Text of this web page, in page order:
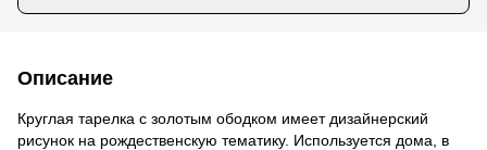
Описание
Круглая тарелка с золотым ободком имеет дизайнерский
рисунок на рождественскую тематику. Используется дома, в